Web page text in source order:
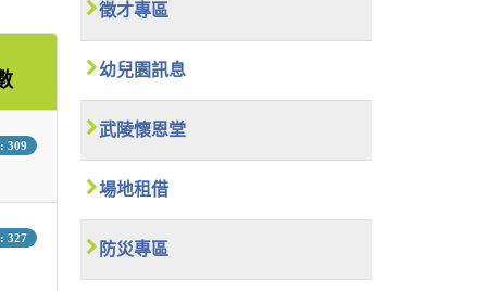
309
327
徵才專區
幼兒園訊息
武陵懷恩堂
場地租借
防災專區